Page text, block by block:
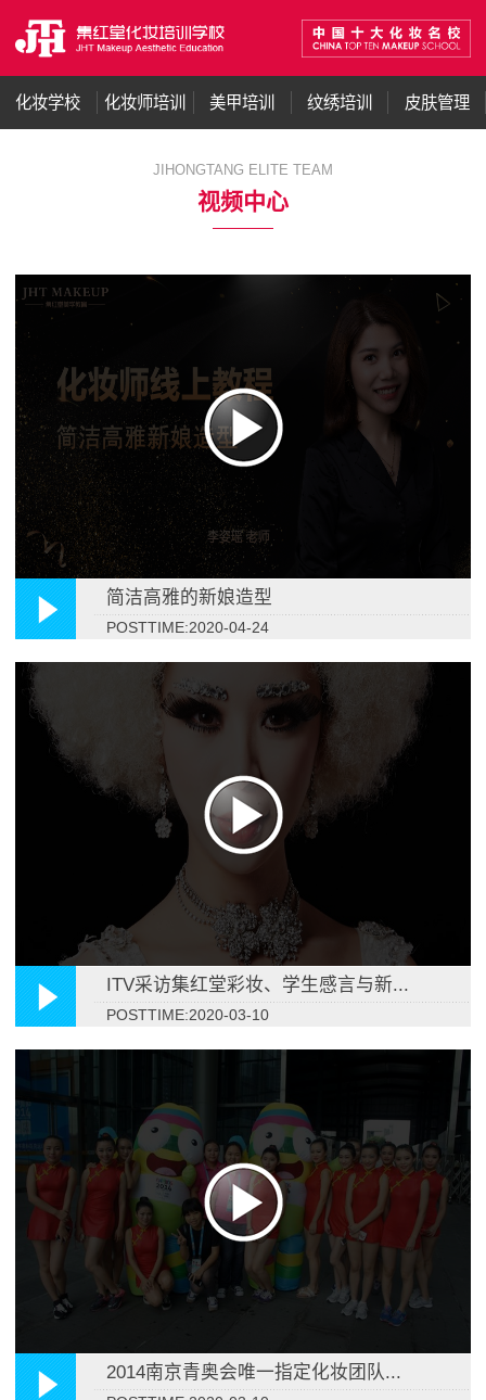
化妆学校 化妆师培训 美甲培训 纹绣培训 皮肤管理
JIHONGTANG ELITE TEAM
视频中心
简洁高雅的新娘造型
POSTTIME:2020-04-24
ITV采访集红堂彩妆、学生感言与新...
POSTTIME:2020-03-10
2014南京青奥会唯一指定化妆团队...